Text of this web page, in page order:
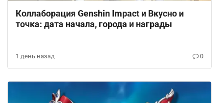
Коллаборация Genshin Impact и Вкусно и
точка: дата начала, города и награды
1 день назад 0